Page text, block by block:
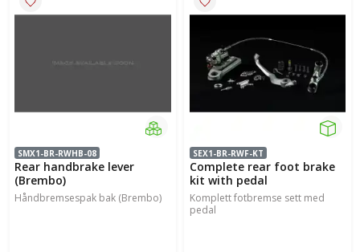
SMX1-BR-RWHB-08
Rear handbrake lever
(Brembo)
Håndbremsespak bak (Brembo)
SEX1-BR-RWF-KT
Complete rear foot brake
kit with pedal
Komplett fotbremse sett med
pedal